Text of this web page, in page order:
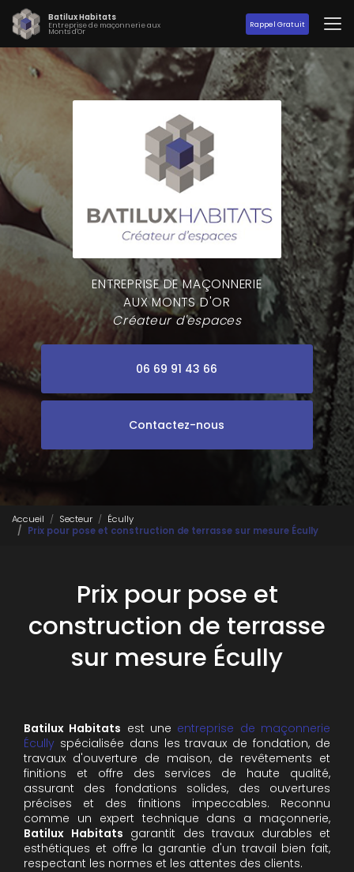
Aller
au
contenu
principal
Batilux Habitats
Entreprise de maçonnerie aux
Monts d'Or
Rappel Gratuit
ENTREPRISE DE MAÇONNERIE
AUX MONTS D'OR
Créateur d'espaces
06 69 91 43 66
Contactez-nous
Accueil Secteur
Écully
Prix pour pose et construction de terrasse sur mesure Écully
Prix pour pose et
construction de terrasse
sur mesure Écully
Batilux Habitats est une entreprise de maçonnerie
Écully spécialisée dans les travaux de fondation, de
travaux d'ouverture de maison, de revêtements et
finitions et offre des services de haute qualité,
assurant des fondations solides, des ouvertures
précises et des finitions impeccables. Reconnu
comme un expert technique dans a maçonnerie,
Batilux Habitats garantit des travaux durables et
esthétiques et offre la garantie d'un travail bien fait,
respectant les normes et les attentes des clients.